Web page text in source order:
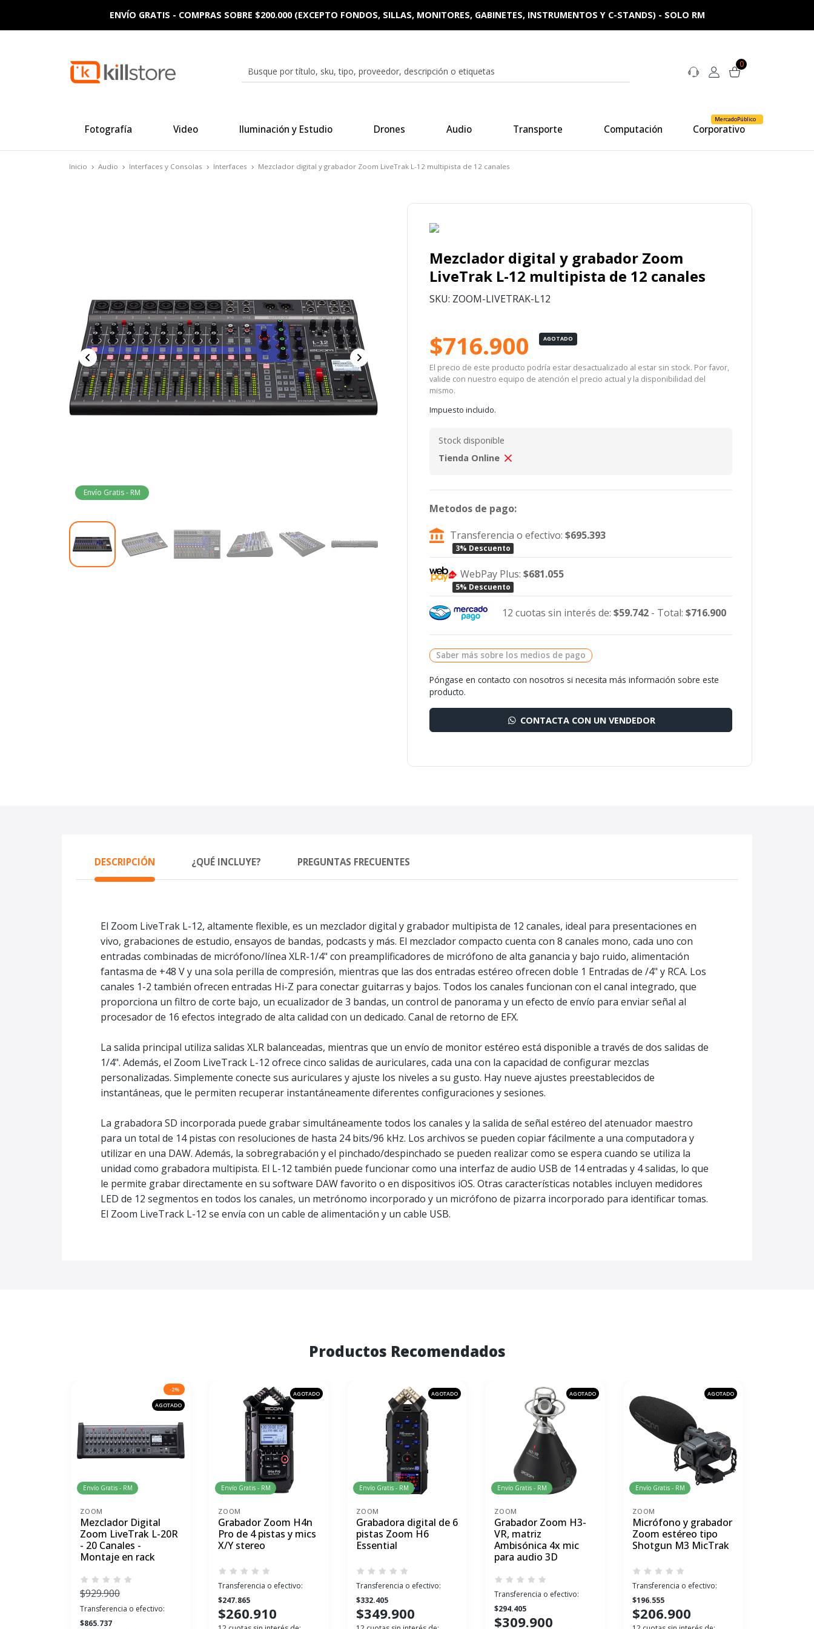
0
Fotografía Video Iluminación y Estudio Drones Audio Transporte Computación Corporativo
MercadoPúblico
ENVÍO GRATIS - COMPRAS SOBRE $200.000 (EXCEPTO FONDOS, SILLAS, MONITORES, GABINETES, INSTRUMENTOS Y C-STANDS) - SOLO RM
Inicio Audio Interfaces y Consolas Interfaces Mezclador digital y grabador Zoom LiveTrak L-12 multipista de 12 canales
Envío Gratis - RM
Mezclador digital y grabador Zoom
LiveTrak L-12 multipista de 12 canales
SKU: ZOOM-LIVETRAK-L12
$716.900 AGOTADO
El precio de este producto podría estar desactualizado al estar sin stock. Por favor,
valide con nuestro equipo de atención el precio actual y la disponibilidad del
mismo.
Impuesto incluido.
Stock disponible
Tienda Online
Metodos de pago:
Transferencia o efectivo:$695.393
3% Descuento
WebPay Plus:$681.055
5% Descuento
12 cuotas sin interés de: $59.742- Total: $716.900
Saber más sobre los medios de pago
Póngase en contacto con nosotros si necesita más información sobre este
producto.
CONTACTA CON UN VENDEDOR
DESCRIPCIÓN ¿QUÉ INCLUYE? PREGUNTAS FRECUENTES
El Zoom LiveTrak L-12, altamente flexible, es un mezclador digital y grabador multipista de 12 canales, ideal para presentaciones en
vivo, grabaciones de estudio, ensayos de bandas, podcasts y más. El mezclador compacto cuenta con 8 canales mono, cada uno con
entradas combinadas de micrófono/línea XLR-1/4" con preamplificadores de micrófono de alta ganancia y bajo ruido, alimentación
fantasma de +48 V y una sola perilla de compresión, mientras que las dos entradas estéreo ofrecen doble 1 Entradas de /4" y RCA. Los
canales 1-2 también ofrecen entradas Hi-Z para conectar guitarras y bajos. Todos los canales funcionan con el canal integrado, que
proporciona un filtro de corte bajo, un ecualizador de 3 bandas, un control de panorama y un efecto de envío para enviar señal al
procesador de 16 efectos integrado de alta calidad con un dedicado. Canal de retorno de EFX.
La salida principal utiliza salidas XLR balanceadas, mientras que un envío de monitor estéreo está disponible a través de dos salidas de
1/4". Además, el Zoom LiveTrack L-12 ofrece cinco salidas de auriculares, cada una con la capacidad de configurar mezclas
personalizadas. Simplemente conecte sus auriculares y ajuste los niveles a su gusto. Hay nueve ajustes preestablecidos de
instantáneas, que le permiten recuperar instantáneamente diferentes configuraciones y sesiones.
La grabadora SD incorporada puede grabar simultáneamente todos los canales y la salida de señal estéreo del atenuador maestro
para un total de 14 pistas con resoluciones de hasta 24 bits/96 kHz. Los archivos se pueden copiar fácilmente a una computadora y
utilizar en una DAW. Además, la sobregrabación y el pinchado/despinchado se pueden realizar como se espera cuando se utiliza la
unidad como grabadora multipista. El L-12 también puede funcionar como una interfaz de audio USB de 14 entradas y 4 salidas, lo que
le permite grabar directamente en su software DAW favorito o en dispositivos iOS. Otras características notables incluyen medidores
LED de 12 segmentos en todos los canales, un metrónomo incorporado y un micrófono de pizarra incorporado para identificar tomas.
El Zoom LiveTrack L-12 se envía con un cable de alimentación y un cable USB.
Productos Recomendados
-2%
AGOTADO
Envío Gratis - RM
ZOOM
Mezclador Digital
Zoom LiveTrak L-20R
- 20 Canales -
Montaje en rack
$929.900
Transferencia o efectivo:
$865.737
AGOTADO
Envío Gratis - RM
ZOOM
Grabador Zoom H4n
Pro de 4 pistas y mics
X/Y stereo
Transferencia o efectivo:
$247.865
$260.910
AGOTADO
Envío Gratis - RM
ZOOM
Grabadora digital de 6
pistas Zoom H6
Essential
Transferencia o efectivo:
$332.405
$349.900
AGOTADO
Envío Gratis - RM
ZOOM
Grabador Zoom H3-
VR, matriz
Ambisónica 4x mic
para audio 3D
Transferencia o efectivo:
$294.405
$309.900
AGOTADO
Envío Gratis - RM
ZOOM
Micrófono y grabador
Zoom estéreo tipo
Shotgun M3 MicTrak
Transferencia o efectivo:
$196.555
$206.900